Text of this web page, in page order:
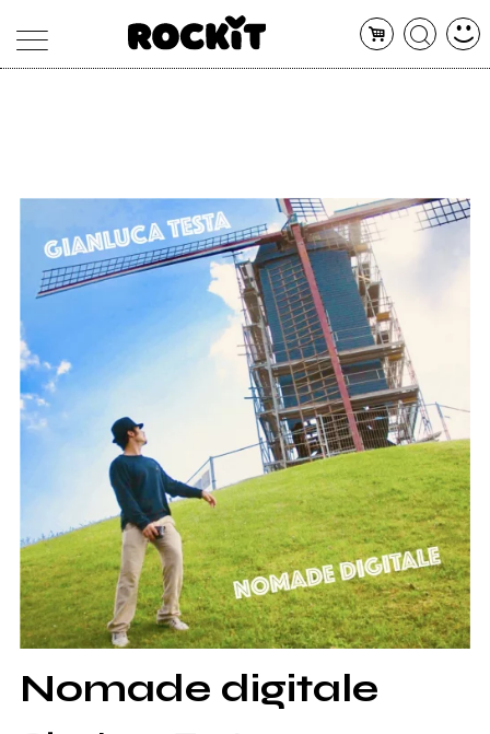
ARTISTI
CONCERTI
SHOP
RADIO
Nomade digitale